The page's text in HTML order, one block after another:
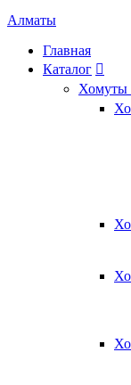
Алматы
Главная
Каталог 
Хомуты